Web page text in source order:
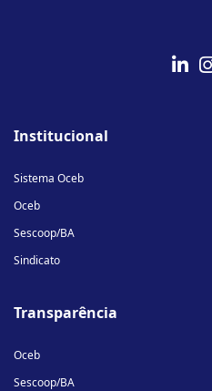
Institucional
Sistema Oceb
Oceb
Sescoop/BA
Sindicato
Transparência
Oceb
Sescoop/BA